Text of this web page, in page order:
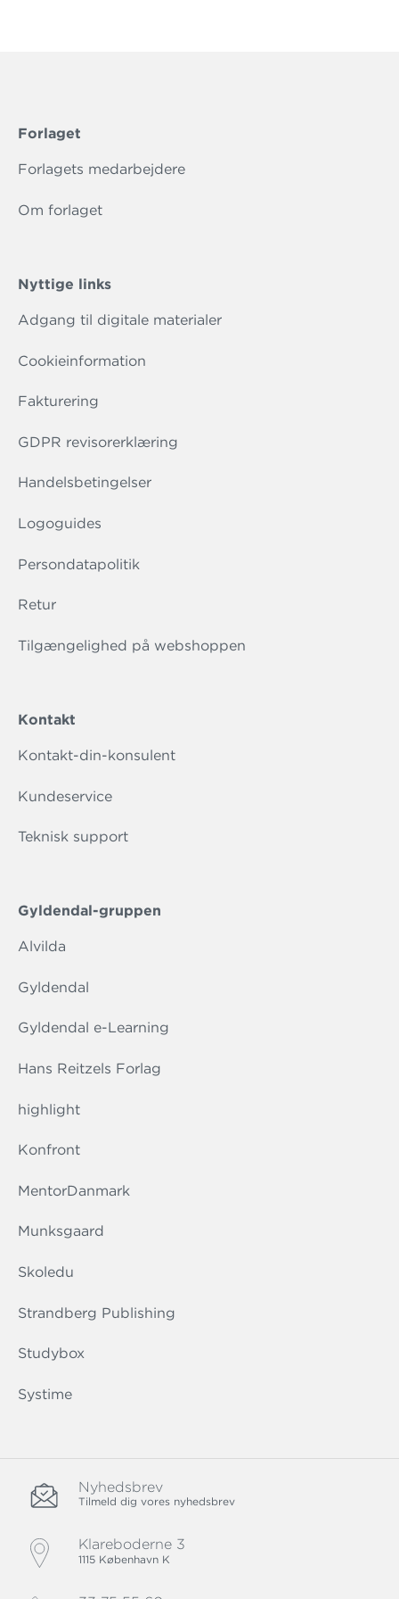
Forlaget
Forlagets medarbejdere
Om forlaget
Nyttige links
Adgang til digitale materialer
Cookieinformation
Fakturering
GDPR revisorerklæring
Handelsbetingelser
Logoguides
Persondatapolitik
Retur
Tilgængelighed på webshoppen
Kontakt
Kontakt-din-konsulent
Kundeservice
Teknisk support
Gyldendal-gruppen
Alvilda
Gyldendal
Gyldendal e-Learning
Hans Reitzels Forlag
highlight
Konfront
MentorDanmark
Munksgaard
Skoledu
Strandberg Publishing
Studybox
Systime
Nyhedsbrev
Tilmeld dig vores nyhedsbrev
Klareboderne 3
1115 København K